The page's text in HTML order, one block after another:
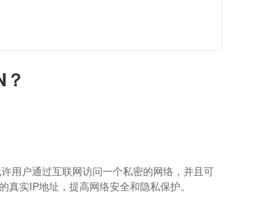
用户通过互联网访问一个私密的网络，并且可
真实IP地址，提高网络安全和隐私保护。